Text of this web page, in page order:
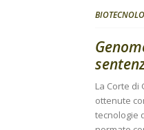
La Corte di
ottenute
tecnologie